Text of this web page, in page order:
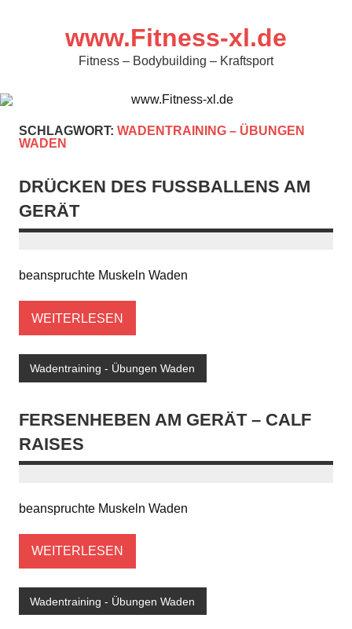
www.Fitness-xl.de
Fitness – Bodybuilding – Kraftsport
SCHLAGWORT: WADENTRAINING – ÜBUNGEN
WADEN
DRÜCKEN DES FUSSBALLENS AM G
ERÄT
beanspruchte Muskeln Waden
WEITERLESEN
Wadentraining - Übungen Waden
FERSENHEBEN AM GERÄT – CALF
RAISES
beanspruchte Muskeln Waden
WEITERLESEN
Wadentraining - Übungen Waden